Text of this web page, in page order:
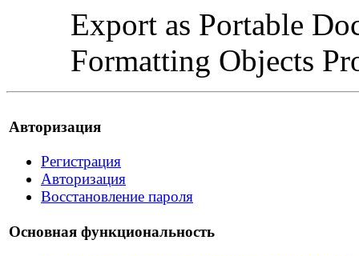
Export as Portable
Formatting Objects
Авторизация
Регистрация
Авторизация
Восстановление пароля
Основная функциональность